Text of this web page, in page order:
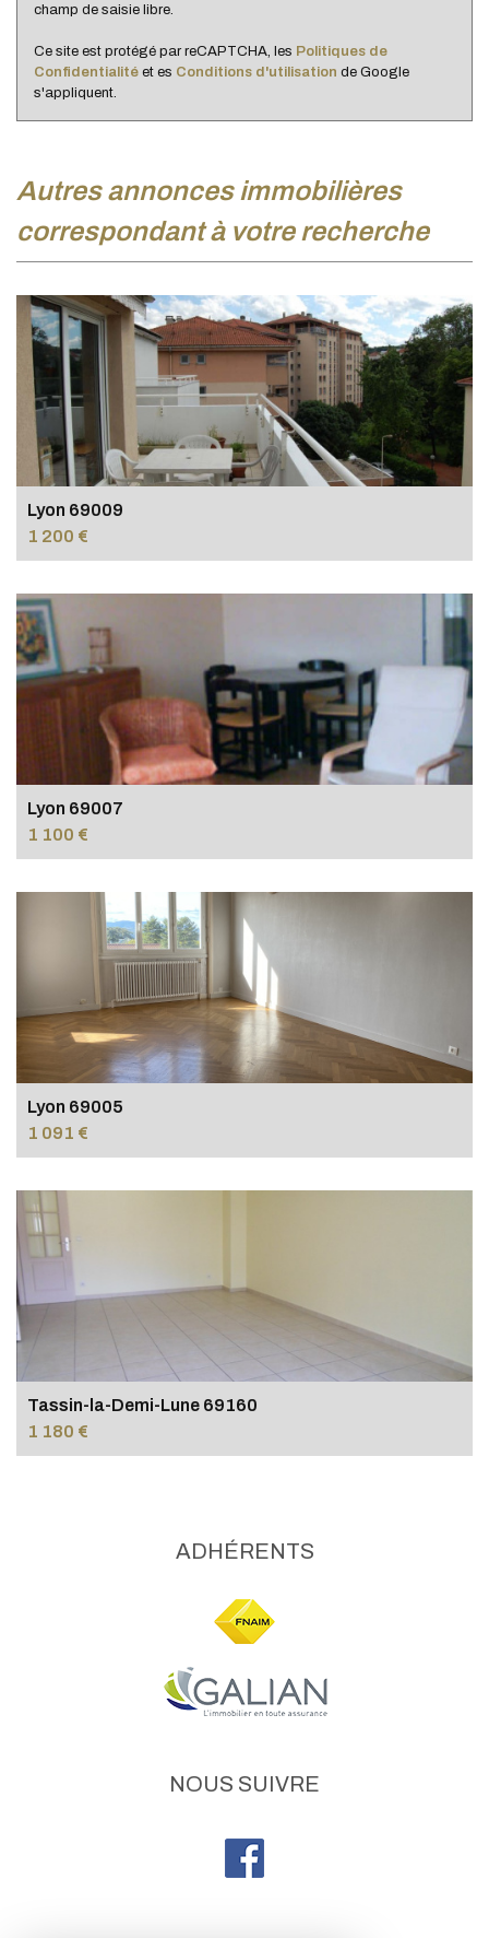
champ de saisie libre.
Ce site est protégé par reCAPTCHA, les Politiques de
Confidentialité et es Conditions d'utilisation de Google
s'appliquent.
autres annonces immobilières
correspondant à votre recherche
Lyon 69009
1 200 €
Lyon 69007
1 100 €
Lyon 69005
1 091 €
Tassin-la-Demi-Lune 69160
1 180 €
NOUS SUIVRE
ADHÉRENTS